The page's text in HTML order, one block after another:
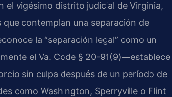
el vigésimo distrito judicial de Virginia,
contemplan una separación de
la “separación legal” como un
el Va. Code § 20-91(9)—establece
sin culpa después de un período de
como Washington, Sperryville o Flint